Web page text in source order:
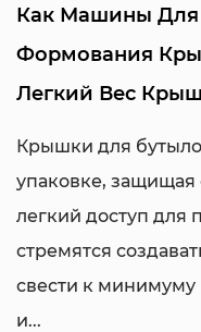
Как Машины Для
Формования
Легкий Вес
Крышки для
упаковке,
легкий доступ для
стремятся
свести к минимуму
и...